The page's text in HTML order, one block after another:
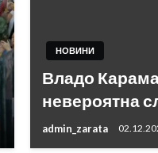
НОВИНИ
Владо
невероятна
admin_zarata